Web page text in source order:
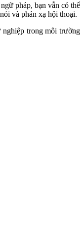
pháp, bạn vẫn có thể
và phản xạ hội thoại.
trong môi trường